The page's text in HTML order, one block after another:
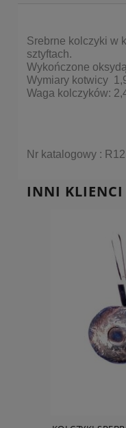
Srebrne kolczyki w
sztyftach.
Wykończone
Wymiary kotwicy
Waga kolczyków:
Nr katalogowy :
INNI